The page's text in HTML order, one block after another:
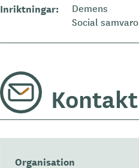
Inriktningar
Demens
Social samvaro
Kontakt
Organisation